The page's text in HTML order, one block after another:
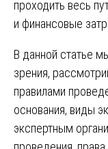
проходить весь
и финансовые
В данной статье
зрения,
правилами
основания, виды
экспертным